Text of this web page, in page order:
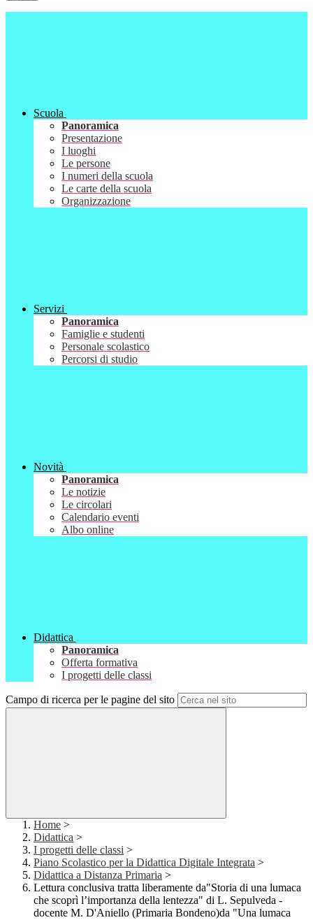
Scuola
Panoramica
Presentazione
I luoghi
Le persone
I numeri della scuola
Le carte della scuola
Organizzazione
Servizi
Panoramica
Famiglie e studenti
Personale scolastico
Percorsi di studio
Novità
Panoramica
Le notizie
Le circolari
Calendario eventi
Albo online
Didattica
Panoramica
Offerta formativa
I progetti delle classi
Campo di ricerca per le pagine del sito
Home >
Didattica >
I progetti delle classi >
Piano Scolastico per la Didattica Digitale Integrata >
Didattica a Distanza Primaria >
Lettura conclusiva tratta liberamente da"Storia di una lumaca
che scoprì l’importanza della lentezza" di L. Sepulveda -
docente M. D'Aniello (Primaria Bondeno)da "Una lumaca